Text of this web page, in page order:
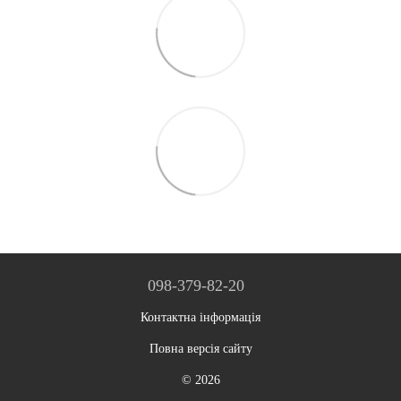
098-379-82-20
Контактна інформація
Повна версія сайту
© 2026